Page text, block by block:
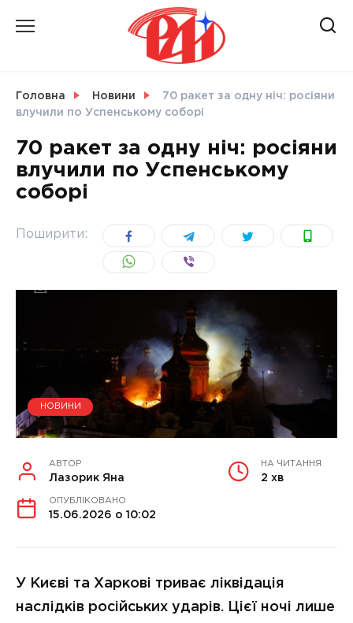
Головна Новини
70 ракет за одну ніч: росіяни
влучили по Успенському соборі
70 ракет за одну ніч: росіяни
влучили по Успенському
соборі
Поширити:
НОВИНИ
АВТОР
Лазорик Яна
НА ЧИТАННЯ
2 хв
ОПУБЛІКОВАНО
15.06.2026 о 10:02
У Києві та Харкові триває ліквідація
наслідків російських ударів. Цієї ночі лише